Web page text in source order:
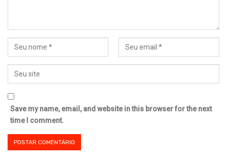
Save my name, email, and website in this browser for the next
time I comment.